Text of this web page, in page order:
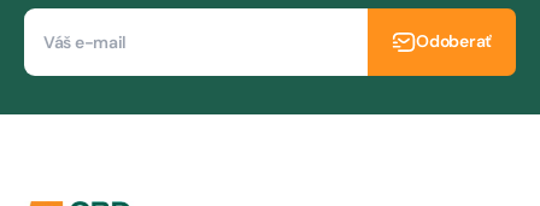
Odoberať